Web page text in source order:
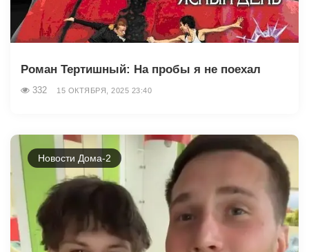
Роман Тертишный: На пробы я не поехал
332 15 ОКТЯБРЯ, 2025 23:40
Новости Дома-2